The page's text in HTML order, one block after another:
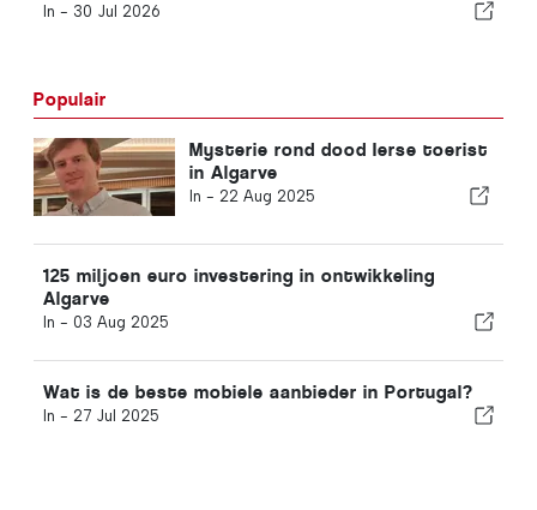
In - 30 Jul 2026
Populair
Mysterie rond dood Ierse toerist
in Algarve
In - 22 Aug 2025
125 miljoen euro investering in ontwikkeling
Algarve
In - 03 Aug 2025
Wat is de beste mobiele aanbieder in Portugal?
In - 27 Jul 2025